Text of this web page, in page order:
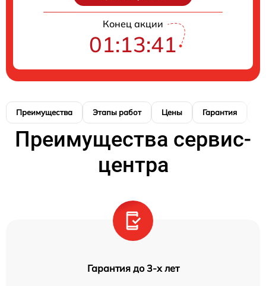
Конец акции
01:13:40
Преимущества Этапы работ Цены Гарантия
Преимущества сервис-
центра
Гарантия до 3-х лет